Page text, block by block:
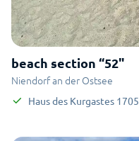
beach section “52"
Niendorf an der Ostsee
Haus des Kurgastes 1705